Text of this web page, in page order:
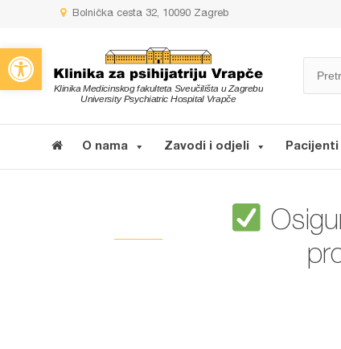
Open toolbar
Bolnička cesta 32, 10090 Zagreb
O nama Zavodi i odjeli